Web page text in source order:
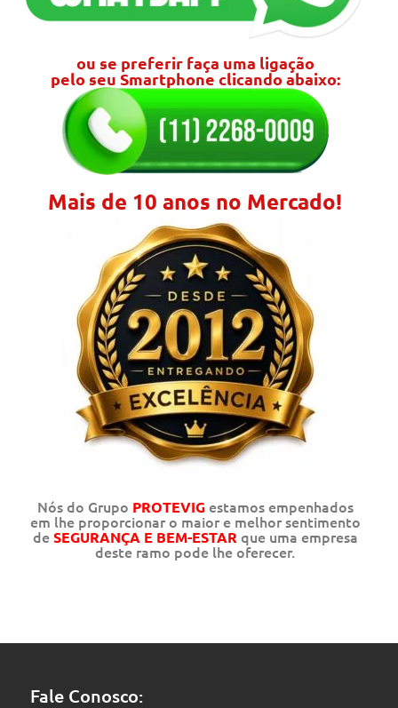
ou se preferir faça uma ligação
pelo seu Smartphone clicando abaixo:
Mais de 10 anos no Mercado!
Nós do Grupo PROTEVIGestamos empenhados
em lhe proporcionar o maior e melhor sentimento
deSEGURANÇA E BEM-ESTAR que uma empresa
deste ramo pode lhe oferecer.
Fale Conosco: